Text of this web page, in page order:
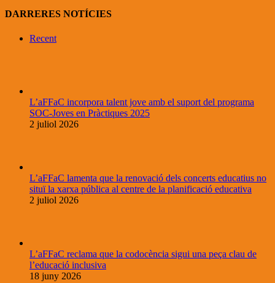
DARRERES NOTÍCIES
Recent
L’aFFaC incorpora talent jove amb el suport del programa
SOC-Joves en Pràctiques 2025
2 juliol 2026
L’aFFaC lamenta que la renovació dels concerts educatius no
situï la xarxa pública al centre de la planificació educativa
2 juliol 2026
L’aFFaC reclama que la codocència sigui una peça clau de
l’educació inclusiva
18 juny 2026